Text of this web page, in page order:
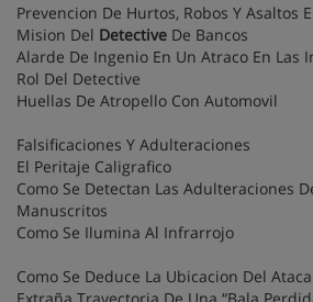
Prevencion De Hurtos, Robos Y Asaltos
Mision Del Detective De Bancos
Alarde De Ingenio En Un Atraco En Las
Rol Del Detective
Huellas De Atropello Con Automovil
Falsificaciones Y Adulteraciones
El Peritaje Caligrafico
Como Se Detectan Las Adulteraciones
Manuscritos
Como Se Ilumina Al Infrarrojo
Como Se Deduce La Ubicacion Del